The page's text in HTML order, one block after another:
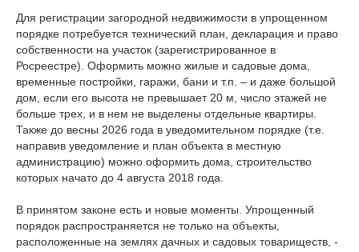
Для регистрации загородной недвижимости в упрощенном
порядке потребуется технический план, декларация и право
собственности на участок (зарегистрированное в
Росреестре). Оформить можно жилые и садовые дома,
временные постройки, гаражи, бани и т.п. – и даже большой
дом, если его высота не превышает 20 м, число этажей не
больше трех, и в нем не выделены отдельные квартиры.
Также до весны 2026 года в уведомительном порядке (т.е.
направив уведомление и план объекта в местную
администрацию) можно оформить дома, строительство
которых начато до 4 августа 2018 года.
В принятом законе есть и новые моменты. Упрощенный
порядок распространяется не только на объекты,
расположенные на землях дачных и садовых товариществ, -